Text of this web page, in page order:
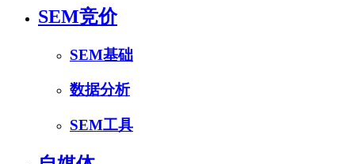
SEM竞价
SEM基础
数据分析
SEM工具